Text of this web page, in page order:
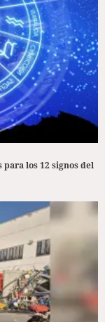
los 12 signos del